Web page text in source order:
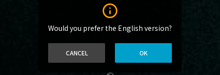
Would you prefer the English version?
CANCEL OK